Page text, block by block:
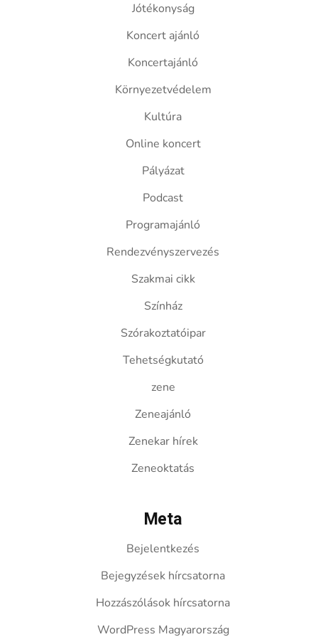
Jótékonyság
Koncert ajánló
Koncertajánló
Környezetvédelem
Kultúra
Online koncert
Pályázat
Podcast
Programajánló
Rendezvényszervezés
Szakmai cikk
Színház
Szórakoztatóipar
Tehetségkutató
zene
Zeneajánló
Zenekar hírek
Zeneoktatás
Meta
Bejelentkezés
Bejegyzések hírcsatorna
Hozzászólások hírcsatorna
WordPress Magyarország